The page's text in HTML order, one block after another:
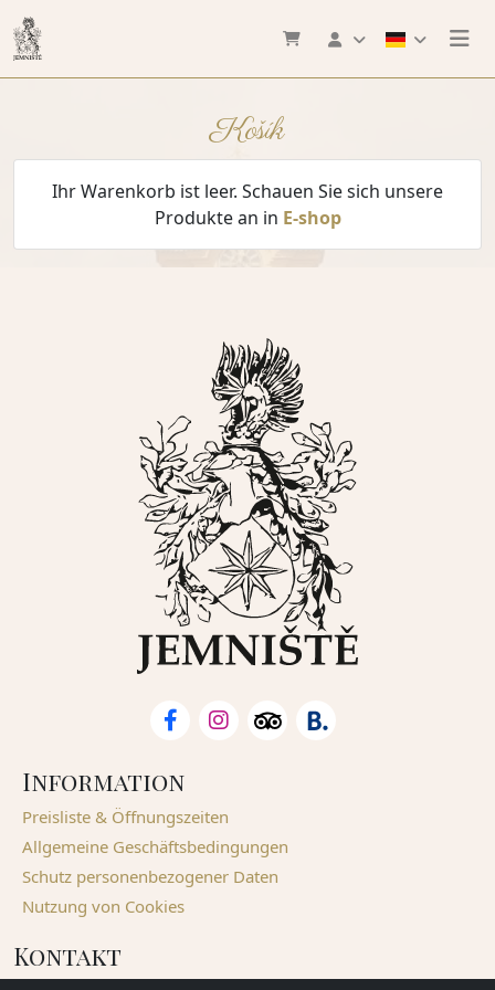
Košík
Ihr Warenkorb ist leer. Schauen Sie sich unsere
Produkte an in E-shop
Information
Preisliste & Öffnungszeiten
Allgemeine Geschäftsbedingungen
Schutz personenbezogener Daten
Nutzung von Cookies
Kontakt